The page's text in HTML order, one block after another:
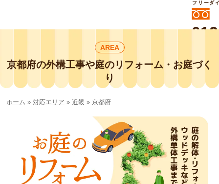
外構工事や庭リフォームは庭づくり業界
No.1チェーン店の
smileガーデンプチ庭づくり事業部にお
任せください！
フリーダ
AREA
京都府の外構工事や庭のリフォーム・お庭づく
り
ホーム » 対応エリア » 近畿 » 京都府